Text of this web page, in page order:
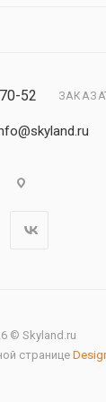
52
© Skyland.ru
странице